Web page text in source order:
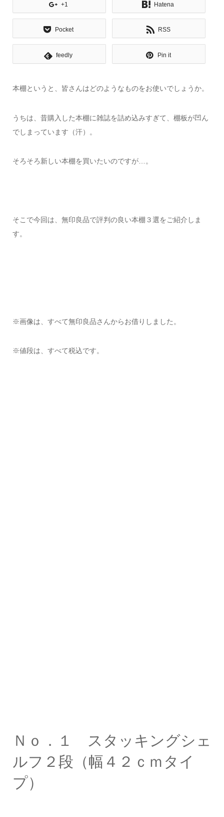
+1 Hatena
Pocket RSS
feedly Pin it
本棚というと、皆さんはどのようなものをお使いでしょうか。
うちは、昔購入した本棚に雑誌を詰め込みすぎて、棚板が凹ん
でしまっています（汗）。
そろそろ新しい本棚を買いたいのですが…。
そこで今回は、無印良品で評判の良い本棚３選をご紹介しま
す。
※画像は、すべて無印良品さんからお借りしました。
※値段は、すべて税込です。
Ｎｏ．１ スタッキングシェ
ルフ２段（幅４２ｃｍタイ
プ）